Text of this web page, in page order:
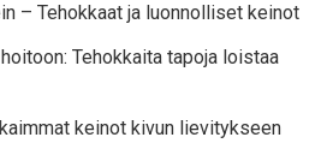
– Tehokkaat ja luonnolliset keinot
Tehokkaita tapoja loistaa
keinot kivun lievitykseen